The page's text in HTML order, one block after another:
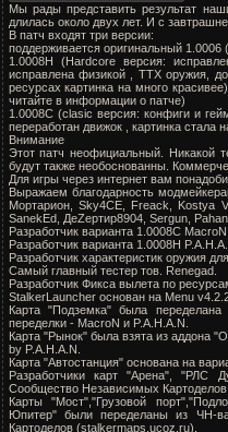
Мы рады представить результат
длилась около двух лет. И с
В патч входят три версии:
поддерживается оригинальный 1.0006
1.0008H (Hardcore версия:
исправлена физикой , ТТХ оружия,
ресурсах картинка на много
читайте в информации о патче)
1.0008С (clasic версия: конфиги и
переработан движок , картинка стала
Внимание
Этот патч неофициальный. Никакой
будут также необоснованны.
Для игры через интернет вам
Выражаем благодарность
Мортарион, Sky4CE, Freack, Kostya
SanekEd, ДеZертир8904, Sergun,
Разработчик варианта 1.0008C
Разработчик варианта 1.0008H
Разработчик характеристик оружия
Самый главный тестер тов. Renegad.
Разработчик Фикса вылета по
StalkerLauncher основан на Menu
Карта "Подземка" была
переделки - MacroN и P.A.H.A.N.
Карта "Рынок" была взята из аддона
by P.A.H.A.N.
Карта "Автостанция" основана на
Разработчики карт "Арена", "РЛС
Сообщество Независимых
Карты "Мост","Грузовой
Юпитер" были переделаны из ЧН-
Картоделов (stalkermaps.ucoz.ru).